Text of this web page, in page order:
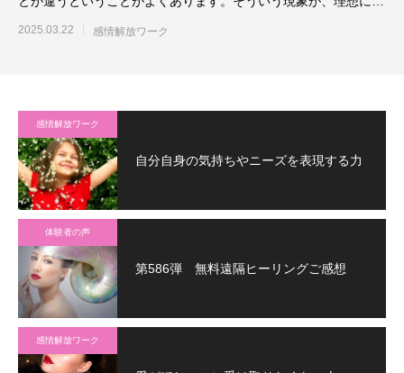
づきたいのに近づけない
2025.03.22 感情解放ワーク
感情解放ワーク
自分自身の気持ちやニーズを表現する力
体験者の声
第586弾 無料遠隔ヒーリングご感想
感情解放ワーク